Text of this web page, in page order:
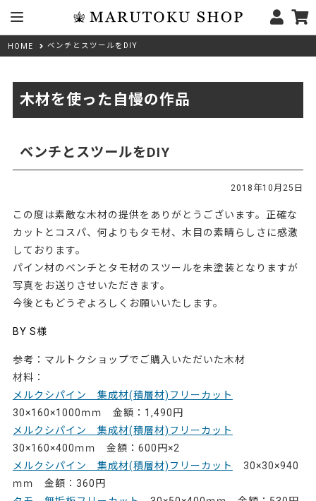
HOME ベンチとスツールをDIY
木材を使った自慢の作品
ベンチとスツールをDIY
2018年10月25日
この度は素敵な木材の提供をありがとうございます。正確な
カットとコスパ、何よりもタモ材、木目の素晴らしさに感激
しております。
パイン材のベンチとタモ材のスツールを未塗装となりますが
写真をお送りさせいただきます。
今後ともどうぞよろしくお願いいたします。
BY S様
参考：マルトクショップでご購入いただいた木材
材料：
メルクシパイン 集成材(積層材)フリーカット
30×160×1000ｍｍ 金額：1,490円
メルクシパイン 集成材(積層材)フリーカット
30×160×400ｍｍ 金額：600円×2
メルクシパイン 集成材(積層材)フリーカット
30×30×940
ｍｍ 金額：360円